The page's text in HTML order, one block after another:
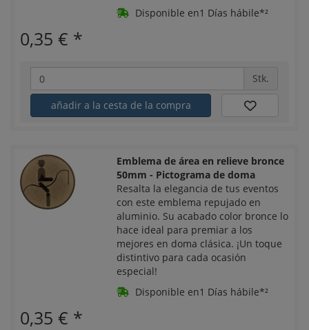
Disponible en1 Días hábile*²
0,35 € *
Stk.
añadir a la cesta de la compra
Emblema de área en relieve bronce
50mm - Pictograma de doma
Resalta la elegancia de tus eventos
con este emblema repujado en
aluminio. Su acabado color bronce lo
hace ideal para premiar a los
mejores en doma clásica. ¡Un toque
distintivo para cada ocasión
especial!
Disponible en1 Días hábile*²
0,35 € *